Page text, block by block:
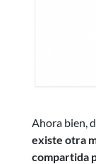
Ahora bien,
existe otra
compartida